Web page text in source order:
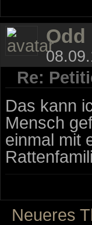
Odd
Re:
Das kann
Mensch
einmal mit
Neueres